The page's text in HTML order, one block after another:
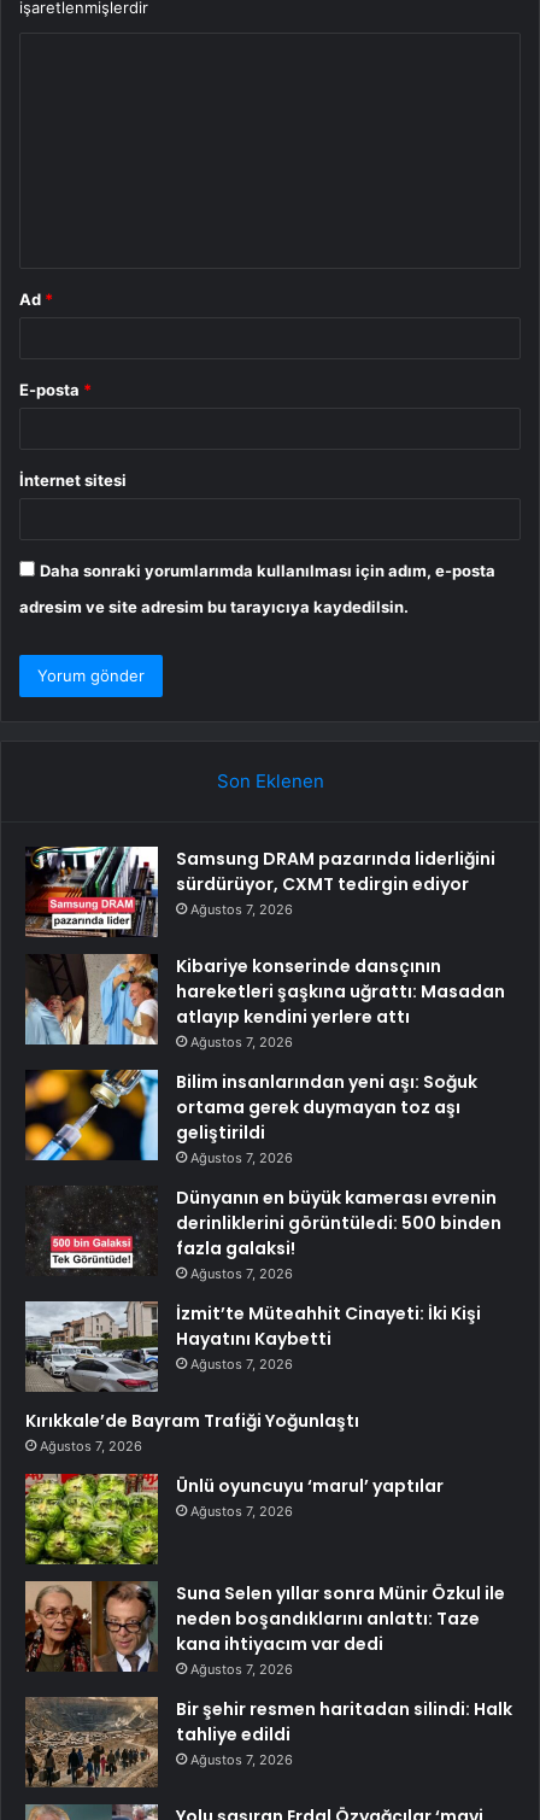
işaretlenmişlerdir
Ad *
E-posta *
İnternet sitesi
Daha sonraki yorumlarımda kullanılması için adım, e-posta
adresim ve site adresim bu tarayıcıya kaydedilsin.
Son Eklenen
Samsung DRAM pazarında liderliğini
sürdürüyor, CXMT tedirgin ediyor
Ağustos 7, 2026
Kibariye konserinde dansçının
hareketleri şaşkına uğrattı: Masadan
atlayıp kendini yerlere attı
Ağustos 7, 2026
Bilim insanlarından yeni aşı: Soğuk
ortama gerek duymayan toz aşı
geliştirildi
Ağustos 7, 2026
Dünyanın en büyük kamerası evrenin
derinliklerini görüntüledi: 500 binden
fazla galaksi!
Ağustos 7, 2026
İzmit’te Müteahhit Cinayeti: İki Kişi
Hayatını Kaybetti
Ağustos 7, 2026
Kırıkkale’de Bayram Trafiği Yoğunlaştı
Ağustos 7, 2026
Ünlü oyuncuyu ‘marul’ yaptılar
Ağustos 7, 2026
Suna Selen yıllar sonra Münir Özkul ile
neden boşandıklarını anlattı: Taze
kana ihtiyacım var dedi
Ağustos 7, 2026
Bir şehir resmen haritadan silindi: Halk
tahliye edildi
Ağustos 7, 2026